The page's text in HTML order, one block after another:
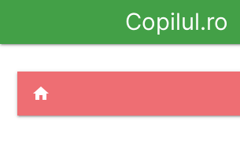
Copilul.ro
home